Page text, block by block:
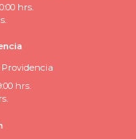
hrs.
Providencia
hrs.